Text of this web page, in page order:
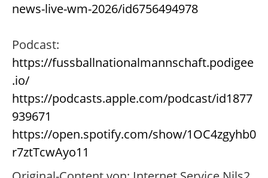
news-live-wm-2026/id6756494978
Podcast:
https://fussballnationalmannschaft.podigee
.io/
https://podcasts.apple.com/podcast/id1877
939671
https://open.spotify.com/show/1OC4zgyhb0
r7ztTcwAyo11